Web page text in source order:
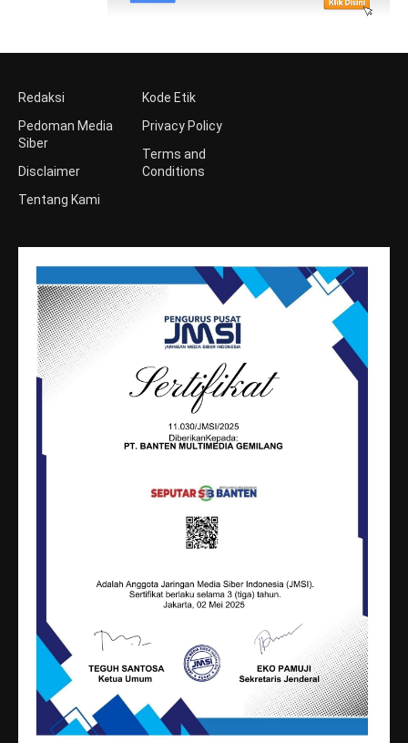
Redaksi
Pedoman Media
Siber
Disclaimer
Tentang Kami
Kode Etik
Privacy Policy
Terms and
Conditions